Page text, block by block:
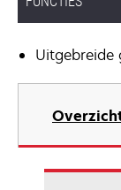
Uitgebreide